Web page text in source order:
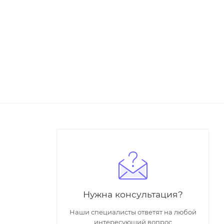
Нужна консультация?
Наши специалисты ответят на любой
интересующий вопрос